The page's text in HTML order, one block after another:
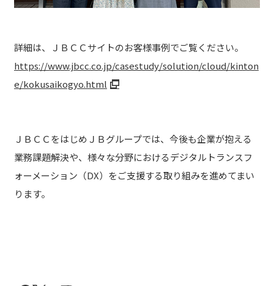
詳細は、ＪＢＣＣサイトのお客様事例でご覧ください。
https://www.jbcc.co.jp/casestudy/solution/cloud/kinton
e/kokusaikogyo.html
ＪＢＣＣをはじめＪＢグループでは、今後も企業が抱える
業務課題解決や、様々な分野におけるデジタルトランスフ
ォーメーション（DX）をご支援する取り組みを進めてまい
ります。